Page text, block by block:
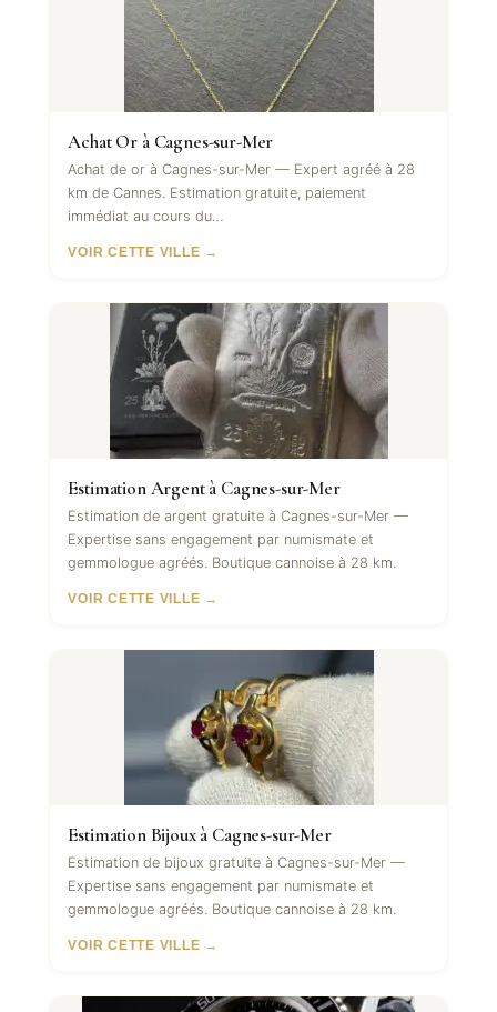
Achat Or à Cagnes-sur-Mer
Achat de or à Cagnes-sur-Mer — Expert agréé à 28
km de Cannes. Estimation gratuite, paiement
immédiat au cours du…
VOIR CETTE VILLE →
Estimation Argent à Cagnes-sur-Mer
Estimation de argent gratuite à Cagnes-sur-Mer —
Expertise sans engagement par numismate et
gemmologue agréés. Boutique cannoise à 28 km.
VOIR CETTE VILLE →
Estimation Bijoux à Cagnes-sur-Mer
Estimation de bijoux gratuite à Cagnes-sur-Mer —
Expertise sans engagement par numismate et
gemmologue agréés. Boutique cannoise à 28 km.
VOIR CETTE VILLE →